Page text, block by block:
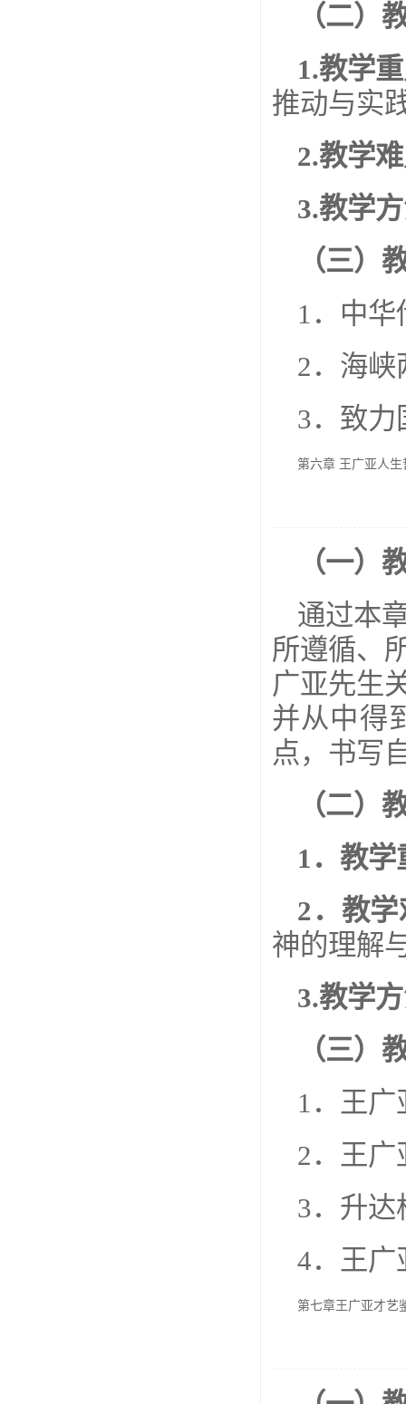
（二）
1.教学
推动与实
2.教学
3.教学
（三）
1．中
2．海峡
3．致力
第六章 王广亚人
（一）
通过本
所遵循、
广亚先生
并从中得
点，书写
（二）
1 ．教学
2 ．教
神的理解
3.教学
（三）
1．王广
2．王广
3．升达
4．王广
第七章王广亚才艺